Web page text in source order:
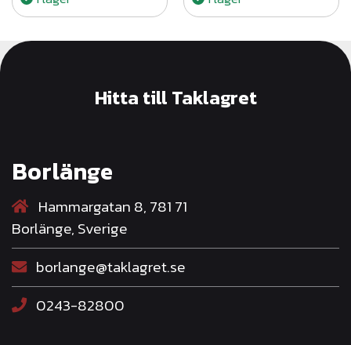
Hitta till Taklagret
Borlänge
Hammargatan 8, 781 71
Borlänge, Sverige
borlange@taklagret.se
0243-82800